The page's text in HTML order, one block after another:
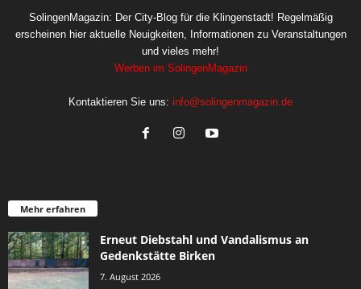
SolingenMagazin: Der City-Blog für die Klingenstadt! Regelmäßig
erscheinen hier aktuelle Neuigkeiten, Informationen zu Veranstaltungen
und vieles mehr!
Werben im SolingenMagazin
Kontaktieren Sie uns: info@solingenmagazin.de
Mehr erfahren
Erneut Diebstahl und Vandalismus an
Gedenkstätte Birken
7. August 2026